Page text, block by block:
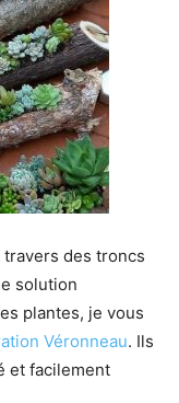
des troncs
solution
plantes, je vous
Véronneau. Ils
et facilement